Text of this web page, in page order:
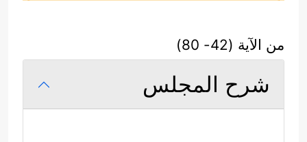
من الآية (42- 80)
شرح المجلس